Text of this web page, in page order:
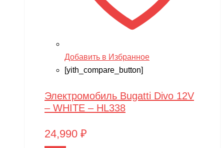
Добавить в Избранное
[yith_compare_button]
Электромобиль Bugatti Divo 12V
– WHITE – HL338
24,990 ₽